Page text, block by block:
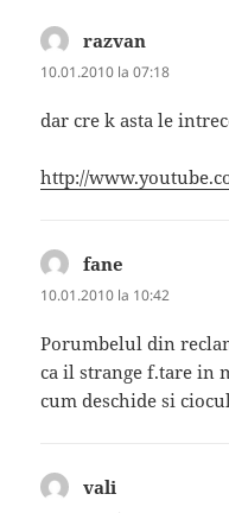
razvan
10.01.2010 la 07:18
dar cre k asta le
http://
fane
10.01.2010 la 10:42
Porumbelul din
ca il strange f.tare in
cum deschide si
vali